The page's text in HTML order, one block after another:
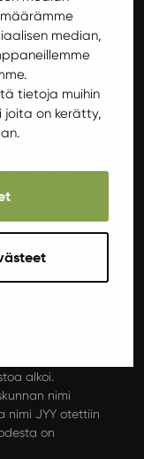
median,
tietoja muihin
on kerätty,
yliopiston
1863
opettajia.
sai
JKKY –
alkoi.
nimi
nimi JYY otettiin
on